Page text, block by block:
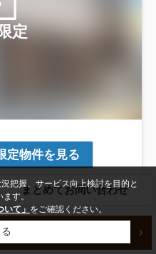
定
定物件を見る
まとめてお問い合わせ
把握、サービス向上検討を目的と
ます。
て」 をご確認ください。